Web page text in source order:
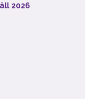
2026